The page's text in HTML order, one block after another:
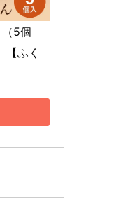
5個
【ふく